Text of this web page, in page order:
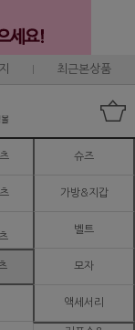
최근본상품
슈즈
가방&지갑
벨트
모자
액세서리